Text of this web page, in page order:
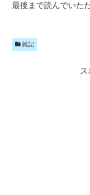
最後まで読んでいた
雑記